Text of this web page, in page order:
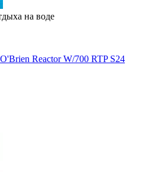
на воде
Reactor W/700 RTP S24